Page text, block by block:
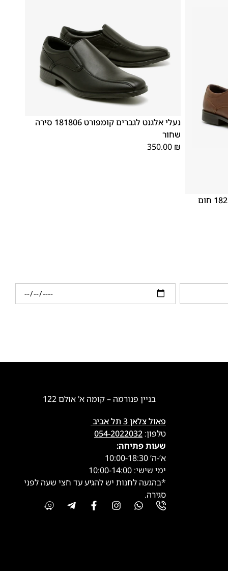
נעלי אלגנט לגברים קומפורט 181806 סירה
שחור
350.00 ₪
בניין פנורמה – קומה א' אולם 122
פאול צלאן 3 תל אביב
טלפון: 054-2022032
שעות פתיחה:
א’-ה’ 10:00-18:30
ימי שישי: 10:00-14:00
*בהגעה לחנות יש להגיע עד חצי שעה לפני
סגירה.